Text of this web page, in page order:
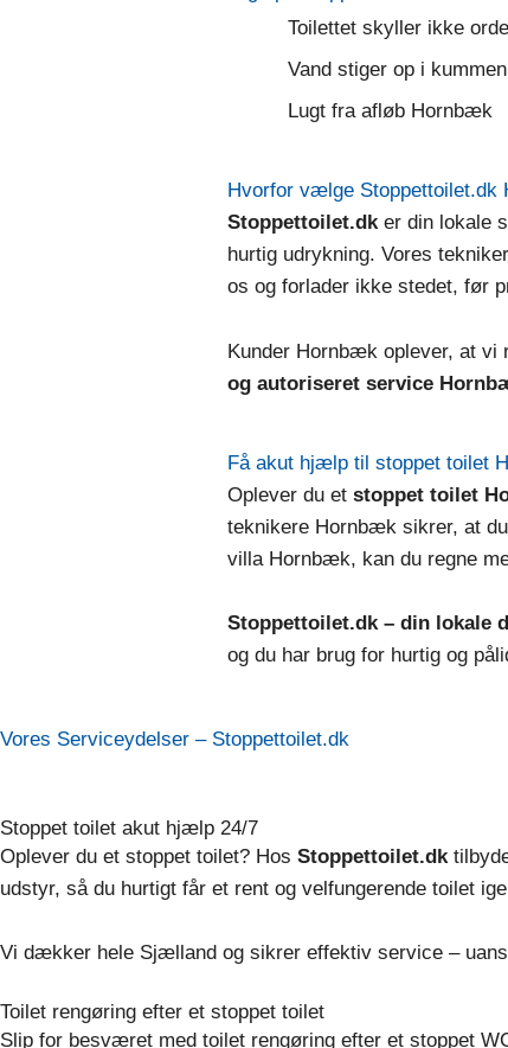
Toilettet skyller ikke
Vand stiger op i
Lugt fra afløb Hornbæk
Hvorfor vælge Stoppettoilet.dk
Stoppettoilet.dker din lokale
hurtig udrykning. Vores
os og forlader ikke stedet, før
Kunder Hornbæk oplever, at vi
og autoriseret service
Få akut hjælp til stoppet toilet
Oplever du et stoppet toilet
teknikere Hornbæk sikrer, at
villa Hornbæk, kan du regne
Stoppettoilet.dk – din lokale
og du har brug for hurtig og
Vores Serviceydelser – Stoppettoilet.dk​
Stoppet toilet akut hjælp 24/7​​
Oplever du et stoppet toilet? Hos Stoppettoilet.dk
udstyr, så du hurtigt får et rent og velfungerende toilet
Vi dækker hele Sjælland og sikrer effektiv service –
Toilet rengøring efter et stoppet toilet​
Slip for besværet med toilet rengøring efter et stoppet